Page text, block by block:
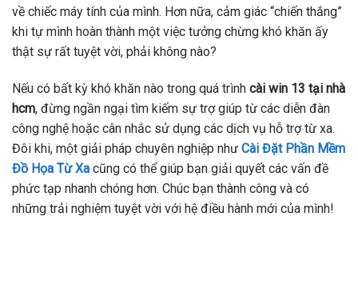
về chiếc máy tính của mình. Hơn nữa, cảm giác “chiến thắng”
khi tự mình hoàn thành một việc tưởng chừng khó khăn ấy
thật sự rất tuyệt vời, phải không nào?
Nếu có bất kỳ khó khăn nào trong quá trình cài win 13 tại nhà
hcm, đừng ngần ngại tìm kiếm sự trợ giúp từ các diễn đàn
công nghệ hoặc cân nhắc sử dụng các dịch vụ hỗ trợ từ xa.
Đôi khi, một giải pháp chuyên nghiệp như Cài Đặt Phần Mềm
Đồ Họa Từ Xa cũng có thể giúp bạn giải quyết các vấn đề
phức tạp nhanh chóng hơn. Chúc bạn thành công và có
những trải nghiệm tuyệt vời với hệ điều hành mới của mình!